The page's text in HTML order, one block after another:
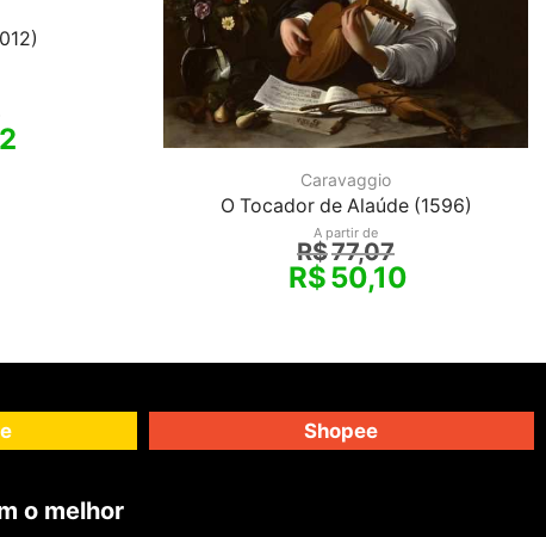
Caravaggio
O Tocador de Alaúde (1596)
A partir de
R$77,07
R$50,10
Shopee
o melhor